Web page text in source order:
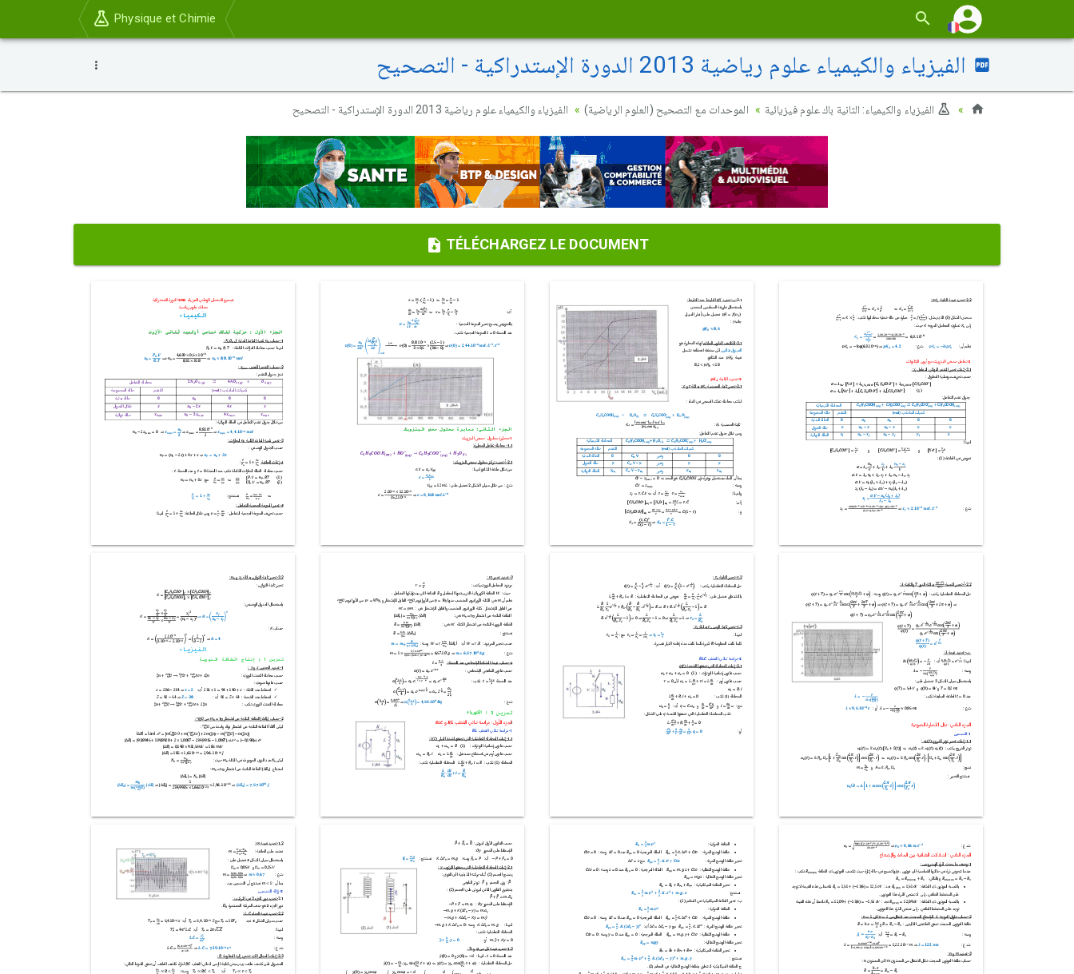
Physique et Chimie
الفيزياء والكيمياء علوم رياضية 2013 الدورة الإستدراكية - التصحيح
الفيزياء والكيمياء: الثانية باك علوم فيزيائية الموحدات مع التصحيح (العلوم الرياضية) الفيزياء والكيمياء علوم رياضية 2013 الدورة الإستدراكية - التصحيح
TÉLÉCHARGEZ LE DOCUMENT